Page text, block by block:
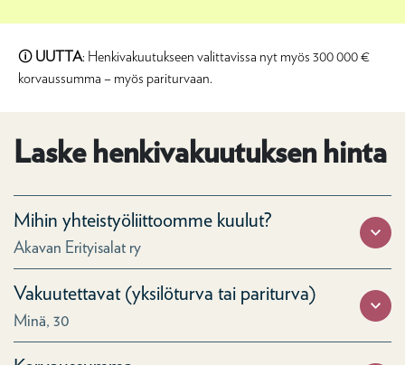
🛈 UUTTA: Henkivakuutukseen valittavissa nyt myös 300 000 €
korvaussumma – myös pariturvaan.
Laske henkivakuutuksen hinta
Mihin yhteistyöliittoomme kuulut?
Akavan Erityisalat ry
Vakuutettavat (yksilöturva tai pariturva)
Minä, 30